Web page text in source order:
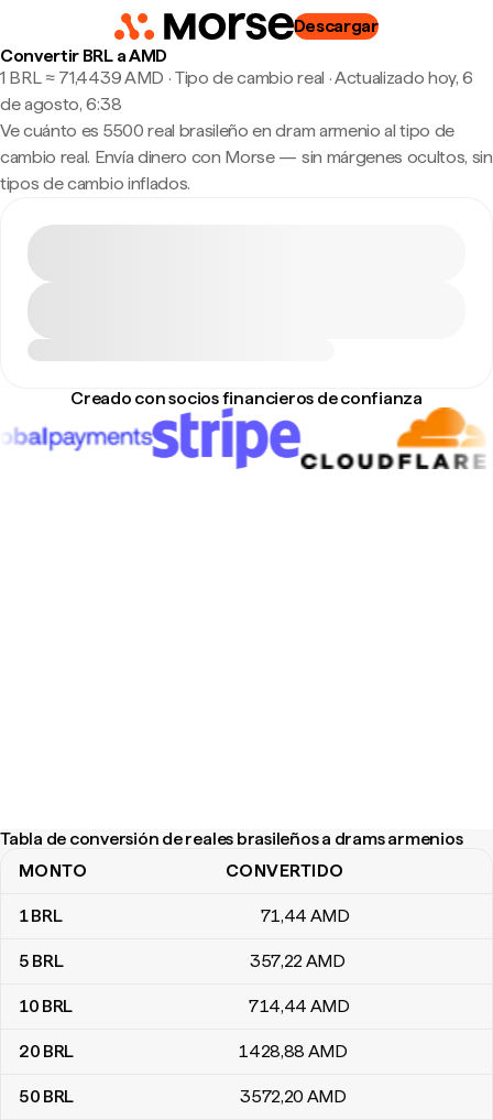
Descargar
Convertir BRL a AMD
1 BRL ≈ 71,4439 AMD · Tipo de cambio real ·Actualizado hoy, 6
de agosto, 6:38
Ve cuánto es 5500 real brasileño en dram armenio al tipo de
cambio real. Envía dinero con Morse — sin márgenes ocultos, sin
tipos de cambio inflados.
Creado con socios financieros de confianza
Tabla de conversión de reales brasileños a drams armenios
Tabla de conversión de reales brasileños a drams armenios
MONTO CONVERTIDO
1BRL 71,44 AMD
5 BRL 357,22AMD
10 BRL 714,44 AMD
20 BRL 1428,88 AMD
50 BRL 3572,20 AMD